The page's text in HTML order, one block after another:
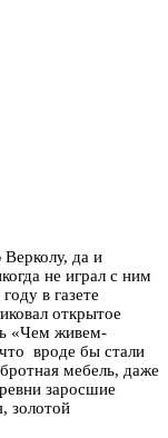
да и
не играл с ним
в газете
открытое
«Чем живем-
вроде бы стали
мебель, даже
заросшие
золотой